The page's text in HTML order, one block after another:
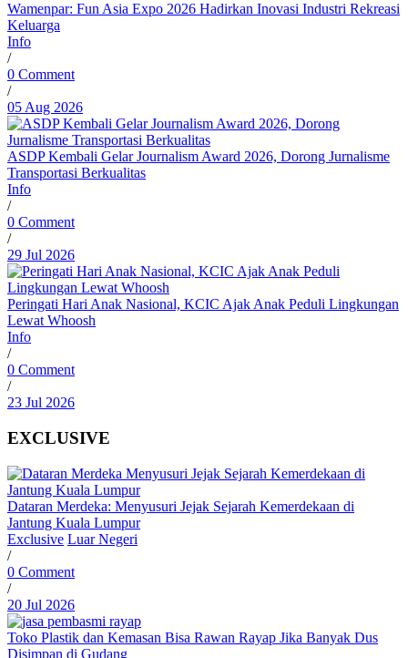
Wamenpar: Fun Asia Expo 2026 Hadirkan Inovasi Industri Rekreasi
Keluarga
Info
/
0 Comment
/
05 Aug 2026
ASDP Kembali Gelar Journalism Award 2026, Dorong Jurnalisme
Transportasi Berkualitas
Info
/
0 Comment
/
29 Jul 2026
Peringati Hari Anak Nasional, KCIC Ajak Anak Peduli Lingkungan
Lewat Whoosh
Info
/
0 Comment
/
23 Jul 2026
EXCLUSIVE
Dataran Merdeka: Menyusuri Jejak Sejarah Kemerdekaan di
Jantung Kuala Lumpur
Exclusive Luar Negeri
/
0 Comment
/
20 Jul 2026
Toko Plastik dan Kemasan Bisa Rawan Rayap Jika Banyak Dus
Disimpan di Gudang